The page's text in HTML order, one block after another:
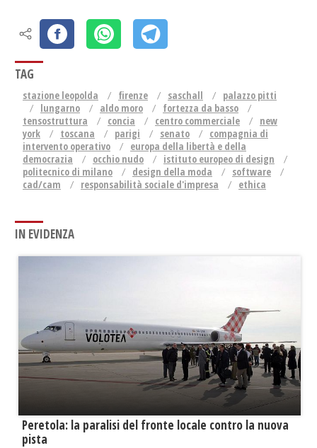
TAG
stazione leopolda firenze saschall
palazzo pitti
lungarno
aldo moro
fortezza da basso
tensostruttura
concia centro commerciale
new
york
toscana parigi senato
compagnia di
intervento operativo
europa della libertà e della
democrazia
occhio nudo
istituto europeo di design
politecnico di milano
design della moda
software
cad/cam
responsabilità sociale d'impresa ethica
IN EVIDENZA
Peretola: la paralisi del fronte locale contro la nuova
pista